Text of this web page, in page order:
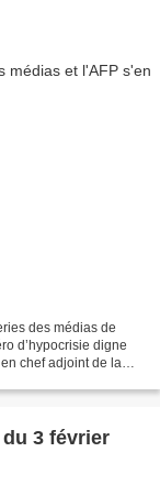
des médias de
d’hypocrisie digne
chef adjoint de la
3 février